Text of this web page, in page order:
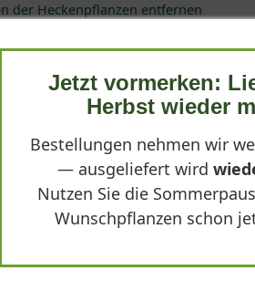
der Heckenpflanzen entfernen
uns frühzeitig kontaktieren
Heckenpflanzen haben wir einen
der Heckenpflanzen
/ Freilandware ist der Favorit für viele
alternativ gibt es noch die ganzjährig
Heckenpflanzen aus dem Feld
Jetzt vormerken:
Herbst wieder
Bestellungen nehmen wir
— ausgeliefert wird
Nutzen Sie die
Wunschpflanzen schon